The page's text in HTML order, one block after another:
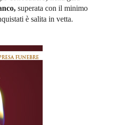
superata con il minimo
è salita in vetta.